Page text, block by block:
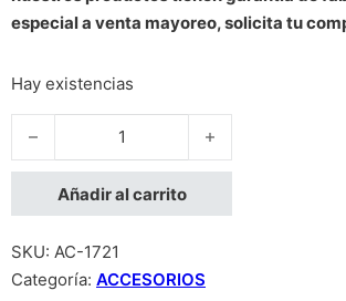
especial a venta mayoreo, solicita tu
Hay existencias
PANEL DE PARCHEO INTELLINET CAT6
Añadir al carrito
SKU: AC-1721
Categoría: ACCESORIOS